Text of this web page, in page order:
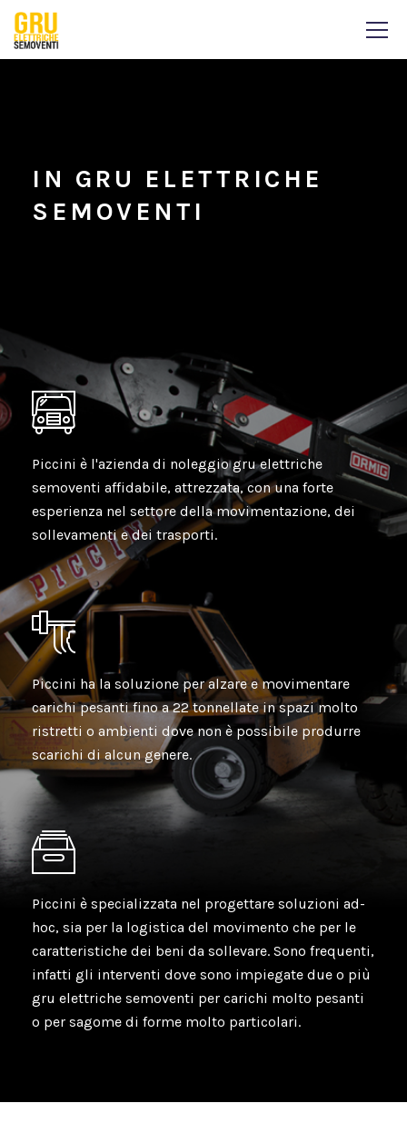
IN GRU ELETTRICHE
SEMOVENTI
Piccini è l'azienda di noleggio gru elettriche
semoventi affidabile, attrezzata, con una forte
esperienza nel settore della movimentazione, dei
sollevamenti e dei trasporti.
Piccini ha la soluzione per alzare e movimentare
carichi pesanti fino a 22 tonnellate in spazi molto
ristretti o ambienti dove non è possibile produrre
scarichi di alcun genere.
Piccini è specializzata nel progettare soluzioni ad-
hoc, sia per la logistica del movimento che per le
caratteristiche dei beni da sollevare. Sono frequenti,
infatti gli interventi dove sono impiegate due o più
gru elettriche semoventi per carichi molto pesanti
o per sagome di forme molto particolari.